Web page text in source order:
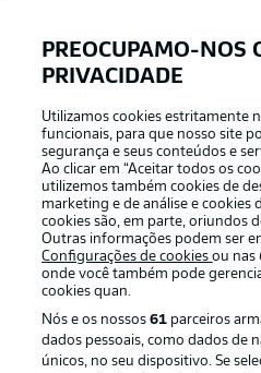
APLICATIVO DA
Oferecido por
PREOCUPAMO-NOS
PRIVACIDADE
Utilizamos cookies estritamente
funcionais, para que nosso site
segurança e seus conteúdos e
Ao clicar em “Aceitar todos os
utilizemos também cookies de
marketing e de análise e cookies
cookies são, em parte, oriundos
Outras informações podem ser
Configurações de cookiesou nas
onde você também pode
cookies quan.
Nós e os nossos61 parceiros
dados pessoais, como dados de
únicos, no seu dispositivo. Se